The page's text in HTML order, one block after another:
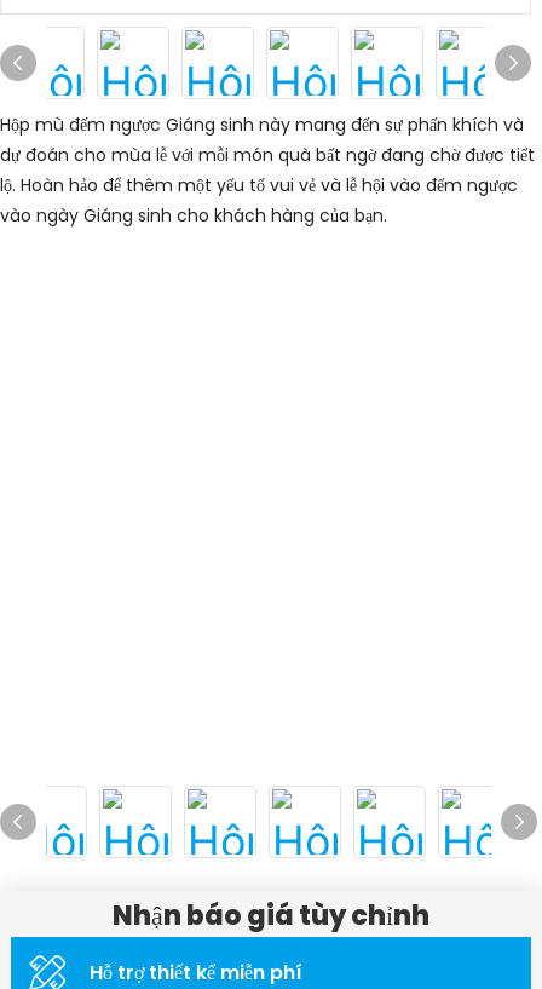
Hộp mù đếm ngược Giáng sinh này mang đến sự phấn khích và
dự đoán cho mùa lễ với mỗi món quà bất ngờ đang chờ được tiết
lộ. Hoàn hảo để thêm một yếu tố vui vẻ và lễ hội vào đếm ngược
vào ngày Giáng sinh cho khách hàng của bạn.
Nhận báo giá tùy chỉnh
Hỗ trợ thiết kế miễn phí